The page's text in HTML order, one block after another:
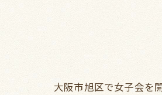
大阪市旭区で女子会を